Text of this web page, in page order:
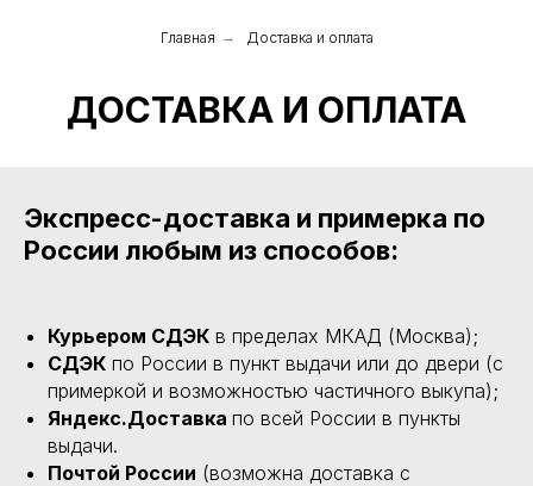
Главная → Доставка и оплата
ДОСТАВКА И ОПЛАТА
Экспресс-доставка и примерка по
России любым из способов:
Курьером СДЭК в пределах МКАД (Москва);
СДЭК по России в пункт выдачи или до двери (с
примеркой и возможностью частичного выкупа);
Яндекс.Доставка по всей России в пункты
выдачи.
Почтой России (возможна доставка с